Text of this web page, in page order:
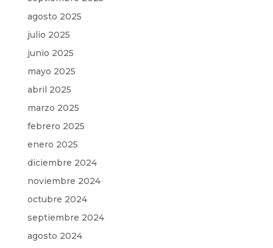
agosto 2025
julio 2025
junio 2025
mayo 2025
abril 2025
marzo 2025
febrero 2025
enero 2025
diciembre 2024
noviembre 2024
octubre 2024
septiembre 2024
agosto 2024